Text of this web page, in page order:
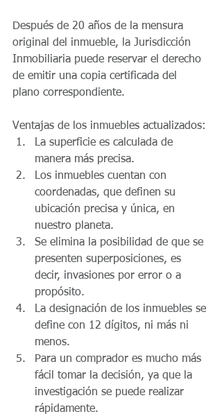
Después de 20 años de la mensura
original del inmueble, la Jurisdicción
Inmobiliaria puede reservar el derecho
de emitir una copia certificada del
plano correspondiente.
Ventajas de los inmuebles actualizados:
La superficie es calculada de
manera más precisa.
Los inmuebles cuentan con
coordenadas, que definen su
ubicación precisa y única, en
nuestro planeta.
Se elimina la posibilidad de que se
presenten superposiciones, es
decir, invasiones por error o a
propósito.
La designación de los inmuebles se
define con 12 dígitos, ni más ni
menos.
Para un comprador es mucho más
fácil tomar la decisión, ya que la
investigación se puede realizar
rápidamente.